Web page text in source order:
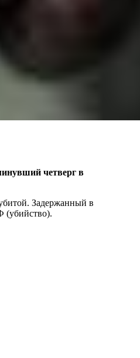
четверг в
Задержанный в
(убийство).